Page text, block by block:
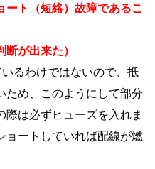
ート（短絡）故障であるこ
断が出来た）
るわけではないので、抵
ため、このようにして部分
際は必ずヒューズを入れま
ョートしていれば配線が燃